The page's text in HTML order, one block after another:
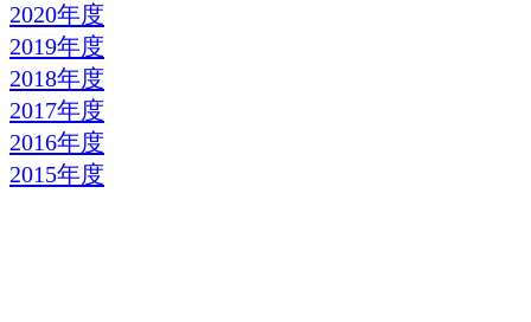
2020年度
2019年度
2018年度
2017年度
2016年度
2015年度